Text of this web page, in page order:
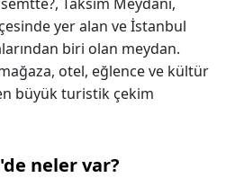
yer alan ve İstanbul
biri olan meydan.
otel, eğlence ve kültür
büyük turistik çekim
neler var?